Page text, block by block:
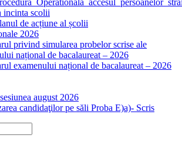
incinta scolii
de acțiune al școlii
2026
privind simularea probelor scrise ale
național de bacalaureat – 2026
examenului național de bacalaureat – 2026
august 2026
candidaţilor pe săli Proba E)a)- Scris